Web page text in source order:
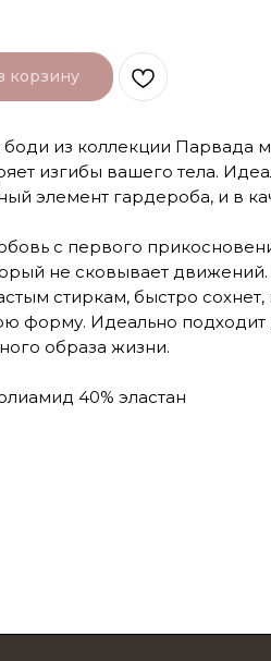
корзину
из коллекции Парвада
изгибы вашего тела.
элемент гардероба, и в
с первого
не сковывает
стиркам, быстро сохнет,
форму. Идеально
образа жизни.
40% эластан